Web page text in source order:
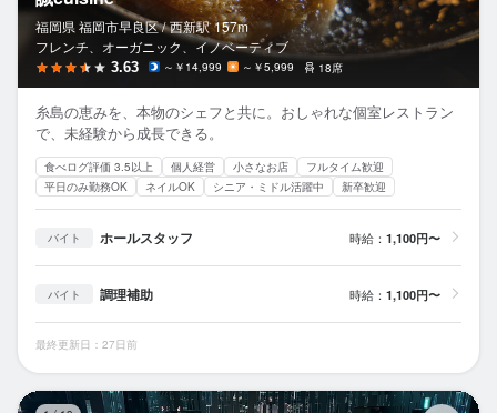
福岡県 福岡市早良区 / 西新駅 157m
フレンチ、オーガニック、イノベーティブ
3.63 ～￥14,999 ～￥5,999 18席
糸島の恵みを、本物のシェフと共に。おしゃれな個室レストラン
で、未経験から成長できる。
食べログ評価 3.5以上 個人経営 小さなお店
フルタイム歓迎
平日のみ勤務OK
ネイルOK シニア・ミドル活躍中 新卒歓迎
バイト ホールスタッフ 時給： 1,100円〜
バイト 調理補助 時給： 1,100円〜
最終更新日：27日前